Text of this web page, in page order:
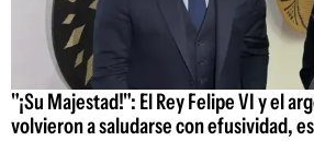
"¡Su Majestad!": El Rey Felipe VI y el
volvieron a saludarse con efusividad,